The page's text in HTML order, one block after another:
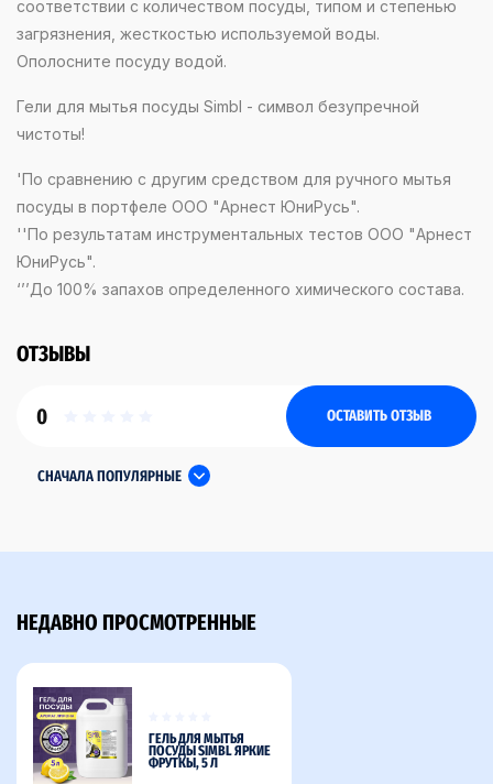
соответствии с количеством посуды, типом и степенью
загрязнения, жесткостью используемой воды.
Ополосните посуду водой.
Гели для мытья посуды Simbl - символ безупречной
чистоты!
'По сравнению с другим средством для ручного мытья
посуды в портфеле ООО "Арнест ЮниРусь".
''По результатам инструментальных тестов ООО "Арнест
ЮниРусь".
‘’’До 100% запахов определенного химического состава.
ОТЗЫВЫ
0 ОСТАВИТЬ ОТЗЫВ
СНАЧАЛА ПОПУЛЯРНЫЕ
НЕДАВНО ПРОСМОТРЕННЫЕ
ГЕЛЬ ДЛЯ МЫТЬЯ
ПОСУДЫ SIMBL ЯРКИЕ
ФРУТКЫ, 5 Л